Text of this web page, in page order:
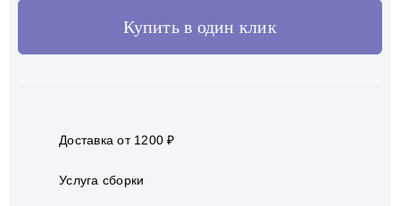
Купить в один клик
Доставка от 1200 ₽
Услуга сборки